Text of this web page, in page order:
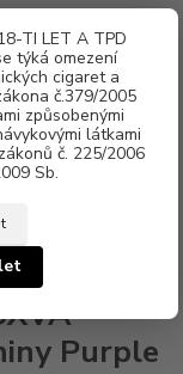
TI LET A TPD
týká omezení
cigaret a
č.379/2005
způsobenými
látkami
č. 225/2006
Sb.
Menu
za0 Kč
Purple